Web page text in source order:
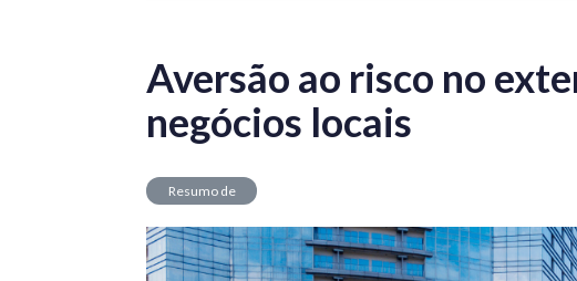
Aversão ao risco no
negócios locais
Resumo de